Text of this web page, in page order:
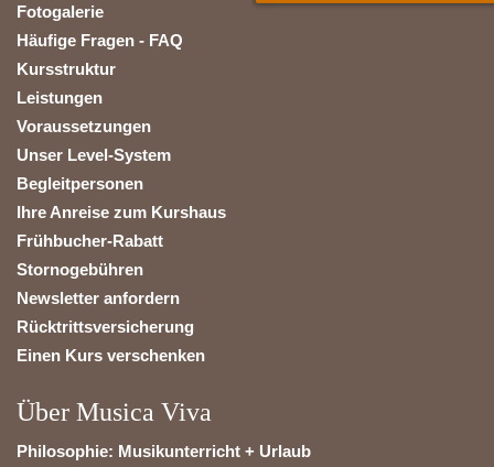
Fotogalerie
Häufige Fragen - FAQ
Kursstruktur
Leistungen
Voraussetzungen
Unser Level-System
Begleitpersonen
Ihre Anreise zum Kurshaus
Frühbucher-Rabatt
Stornogebühren
Newsletter anfordern
Rücktrittsversicherung
Einen Kurs verschenken
Über Musica Viva
Philosophie: Musikunterricht + Urlaub